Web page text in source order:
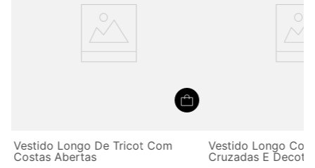
Vestido Longo De Tricot Com
Costas Abertas
Vestido Longo
Cruzadas E